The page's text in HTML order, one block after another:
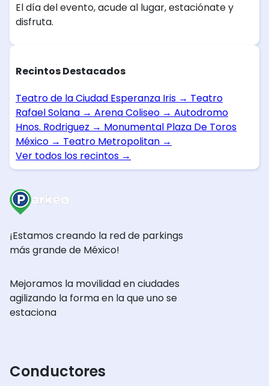
El día del evento, acude al lugar, estaciónate y
disfruta.
Recintos Destacados
Teatro de la Ciudad Esperanza Iris → Teatro
Rafael Solana → Arena Coliseo → Autodromo
Hnos. Rodriguez → Monumental Plaza De Toros
México → Teatro Metropolitan →
Ver todos los recintos →
¡Estamos creando la red de parkings
más grande de México!
Mejoramos la movilidad en ciudades
agilizando la forma en la que uno se
estaciona
Conductores